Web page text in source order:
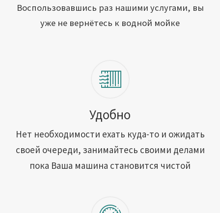
Сотрудничество
Вакансии
Адреса обслуживания
Контакты
Воспользовавшись раз нашими услугами, вы
уже не вернётесь к водной мойке
Удобно
Нет необходимости ехать куда-то и ожидать
своей очереди, занимайтесь своими делами
пока Ваша машина становится чистой